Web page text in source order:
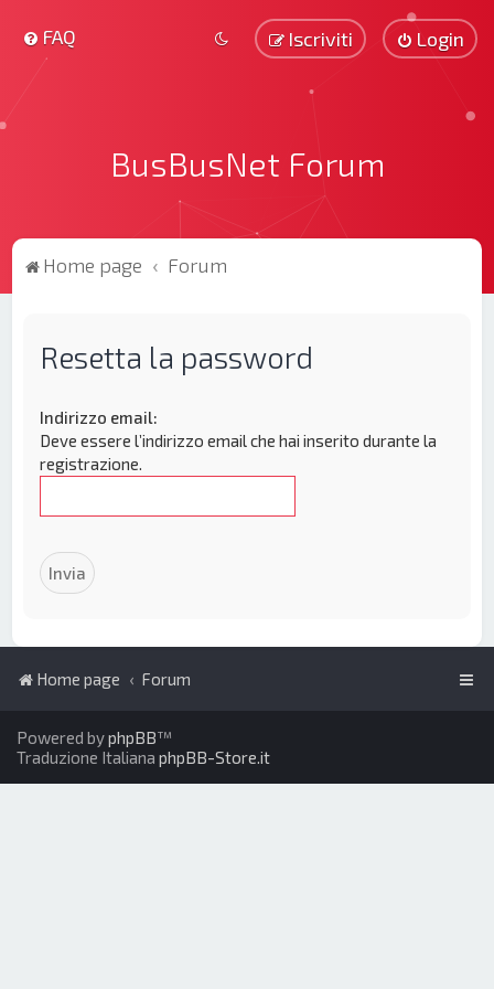
FAQ Login
Iscriviti
BusBusNet Forum
Home page Forum
Resetta la password
Indirizzo email:
Deve essere l’indirizzo email che hai inserito durante la
registrazione.
Home page Forum
Powered byphpBB™
Traduzione Italiana phpBB-Store.it